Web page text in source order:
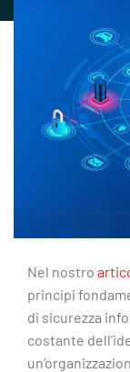
Nel nostro
principi
di sicurezza
costante